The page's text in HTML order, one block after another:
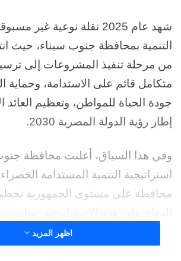
شهد عام 2025 نقلة نوعية
التنمية بمحافظة جنوب سيناء، حيث
من مرحلة تنفيذ المشروعات إلى
متكامل قائم على الاستدامة، وحماية
جودة الحياة للمواطن، وتعظيم العائد
إطار رؤية الدولة المصرية 2030.
وفي هذا السياق، أعلنت محافظة
استراتيجية التنمية المستدامة
محافظة على مستوى الجمهورية
مع الاعتبارات السيادية والأمنية
اظهر المزيد